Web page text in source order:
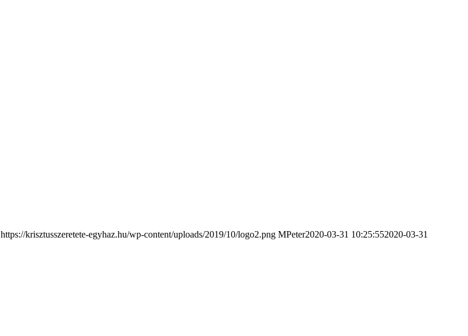
https://krisztusszeretete-egyhaz.hu/wp-content/uploads/2019/10/logo2.png MPeter2020-03-31 10:25:552020-03-31